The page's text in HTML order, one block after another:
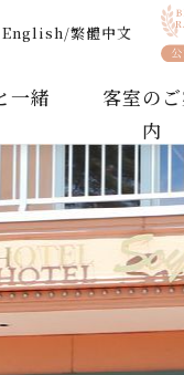
トと泊まれるリゾ
English/繁體中文
一緒
客室の
内